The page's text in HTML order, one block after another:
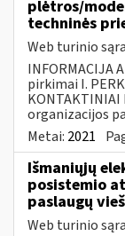
plėtros/
techninės
Web turinio
INFORMACIJA
pirkimai I.
KONTAKTINIAI
organizacijos
Metai: 2021
Išmaniųjų
posistemio
paslaugų
Web turinio